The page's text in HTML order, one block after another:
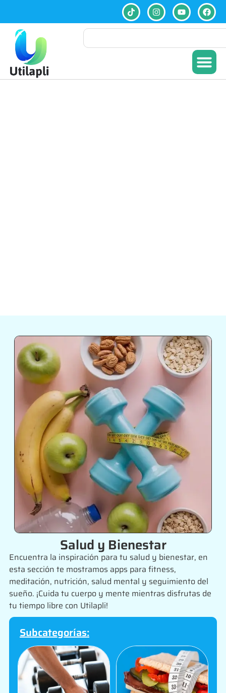
Salud y Bienestar
Encuentra la inspiración para tu salud y bienestar, en
esta sección te mostramos apps para fitness,
meditación, nutrición, salud mental y seguimiento del
sueño. ¡Cuida tu cuerpo y mente mientras disfrutas de
tu tiempo libre con Utilapli!
Subcategorías: